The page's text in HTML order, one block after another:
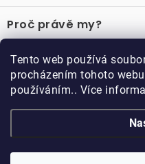
Tento web používá
procházením tohoto
používáním.. Více
á
p
a
Proč právě my?
Recenze
Důležité odkazy
Velkoobchod
Vzorková prodejna
Kariéra
Blog
O nákupu
Obchodní podmínky
Podmínky věrnostního
Doppler CZ spol. s.r.o.,